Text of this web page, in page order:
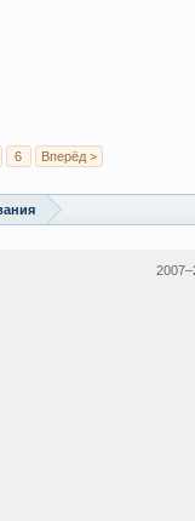
6 Вперёд >
2007–